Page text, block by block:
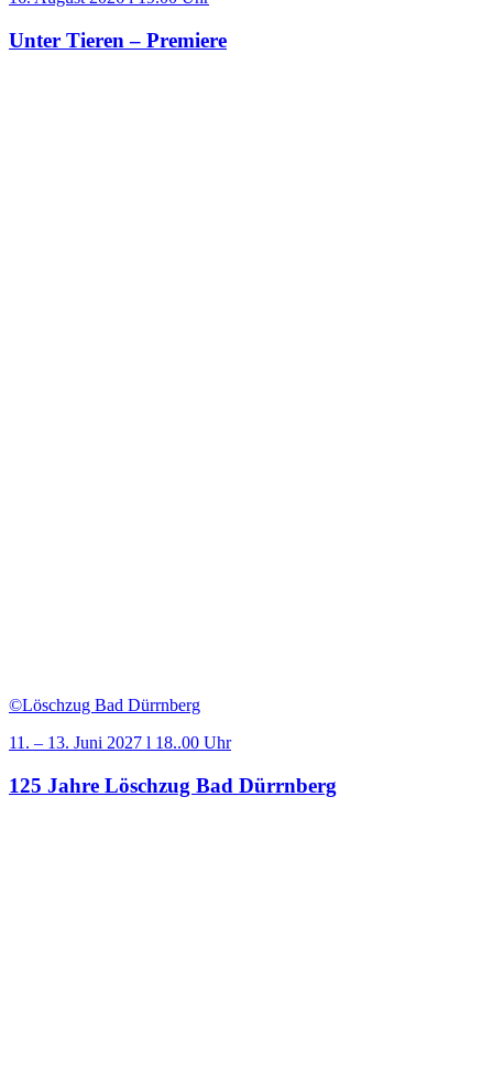
Unter Tieren – Premiere
©Löschzug Bad Dürrnberg
11. – 13. Juni 2027 l 18..00 Uhr
125 Jahre Löschzug Bad Dürrnberg